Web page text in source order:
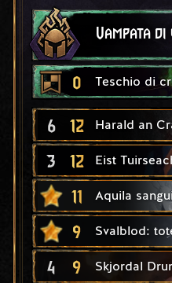
Vampata
0 Teschio di
6 12 Harald an
3 12 Eist
11 Aquila
9 Svalblod:
4 9 Skjordal